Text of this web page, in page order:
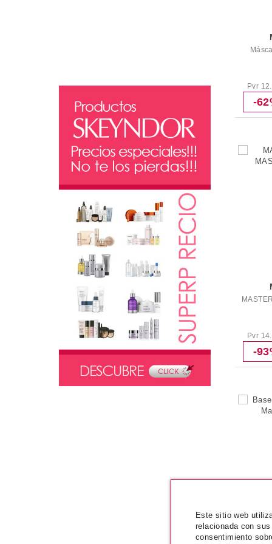
Máscara
Delineador De Ojos Colour X-pert
Corrector Radiant Lift
Masterpiece High Precision Liquid
Eyeliner
Máscaras de pestañas
Máscara De Pestañas 2000 Calorie
Máscara De Pestañas Masterpiece
Máscara De Pestañas Lash Crown
Masterpiece Max Mascara PestaÑas
Velvet Volume False Lash Effect
Máscara
Labios
Colour Intensifying Balm
Lipfinity Longlasting
Velvet Matte Lipstick
Lipfinity Velvet Mate
Uñas
Max Effect Mini Nail
Esmalte De Uñas Glossfinity
Base maquillaje
Pvr
-
Pvr
-
Este sitio web
relacionada con
consentimiento